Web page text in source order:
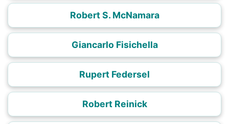
Robert S. McNamara
Giancarlo Fisichella
Rupert Federsel
Robert Reinick